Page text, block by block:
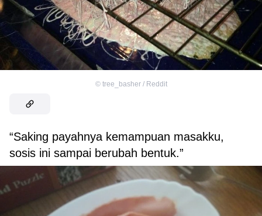
© tree_basher / Reddit
“Saking payahnya kemampuan masakku,
sosis ini sampai berubah bentuk.”